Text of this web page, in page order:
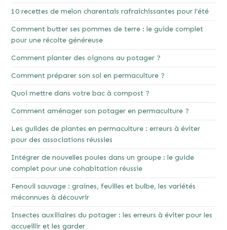
10 recettes de melon charentais rafraîchissantes pour l’été
Comment butter ses pommes de terre : le guide complet
pour une récolte généreuse
Comment planter des oignons au potager ?
Comment préparer son sol en permaculture ?
Quoi mettre dans votre bac à compost ?
Comment aménager son potager en permaculture ?
Les guildes de plantes en permaculture : erreurs à éviter
pour des associations réussies
Intégrer de nouvelles poules dans un groupe : le guide
complet pour une cohabitation réussie
Fenouil sauvage : graines, feuilles et bulbe, les variétés
méconnues à découvrir
Insectes auxiliaires du potager : les erreurs à éviter pour les
accueillir et les garder